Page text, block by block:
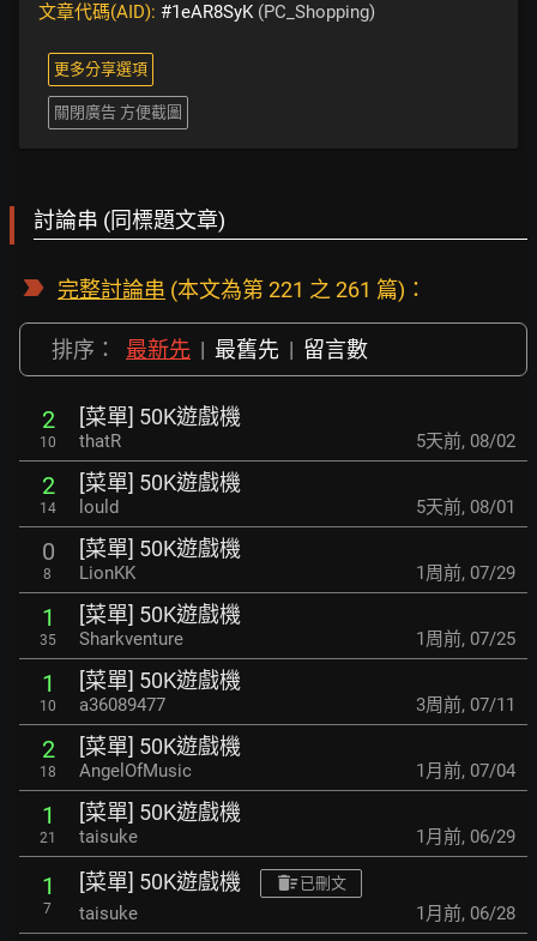
文章代碼(AID): #1eAR8SyK(PC_Shopping)
更多分享選項
關閉廣告 方便截圖
討論串 (同標題文章)
完整討論串 (本文為第 221 之 261 篇)：
排序： 最新先 | 最舊先 | 留言數
2
10
[菜單] 50K遊戲機
thatR 5天前, 08/02
2
14
[菜單] 50K遊戲機
lould 5天前, 08/01
0
8
[菜單] 50K遊戲機
LionKK 1周前, 07/29
1
35
[菜單] 50K遊戲機
Sharkventure 1周前, 07/25
1
10
[菜單] 50K遊戲機
a36089477 3周前, 07/11
2
18
[菜單] 50K遊戲機
AngelOfMusic 1月前, 07/04
1
21
[菜單] 50K遊戲機
taisuke 1月前, 06/29
1
7
[菜單] 50K遊戲機 已刪文
taisuke 1月前, 06/28